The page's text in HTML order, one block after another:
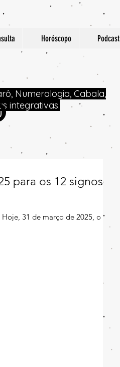
Horóscopo Podcast
Numerologia, Cabala,
integrativas.
para os 12 signos
31 de março de 2025, o